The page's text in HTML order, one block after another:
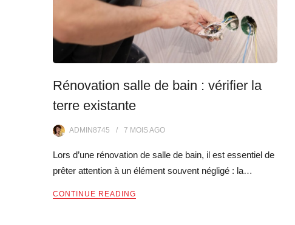
Rénovation salle de bain : vérifier la
terre existante
ADMIN8745 7 MOISAGO
Lors d’une rénovation de salle de bain, il est essentiel de
prêter attention à un élément souvent négligé : la…
CONTINUE READING